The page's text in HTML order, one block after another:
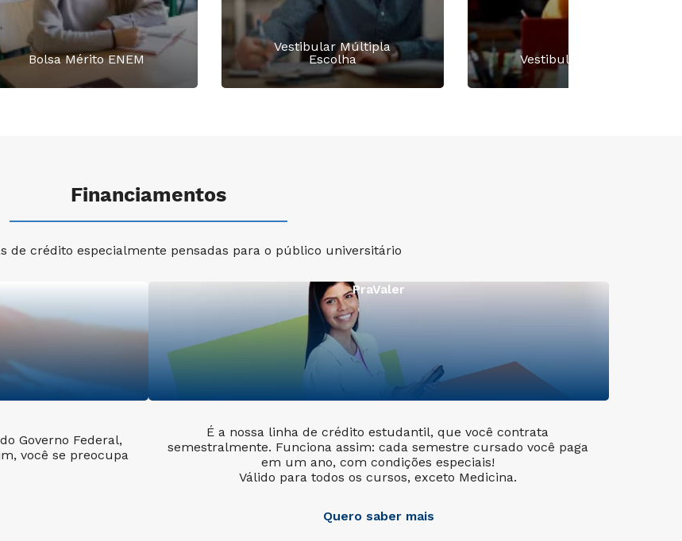
Bolsa Mérito ENEM
Vestibular Múltipla
Escolha
Vestibular Redação
Financiamentos
de crédito especialmente pensadas para o público universitário
Governo Federal,
você se preocupa
PraValer
É a nossa linha de crédito estudantil, que você contrata
semestralmente. Funciona assim: cada semestre cursado você paga
em um ano, com condições especiais!
Válido para todos os cursos, exceto Medicina.
Quero saber mais